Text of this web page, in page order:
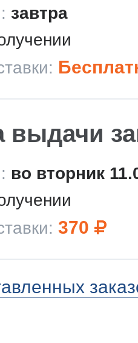
завтра
выдачи
во вторник
370